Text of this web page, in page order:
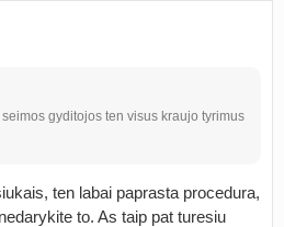
gyditojos ten visus kraujo tyrimus
ten labai paprasta procedura,
to. As taip pat turesiu